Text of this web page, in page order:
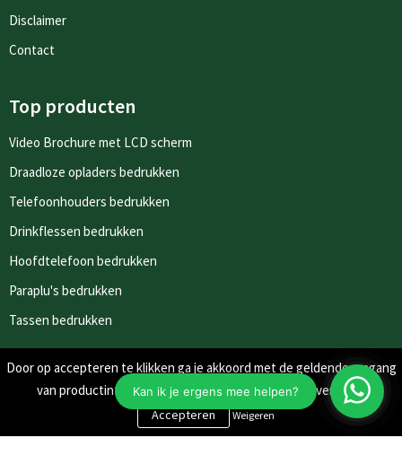
Disclaimer
Contact
Top producten
Video Brochure met LCD scherm
Draadloze opladers bedrukken
Telefoonhouders bedrukken
Drinkflessen bedrukken
Hoofdtelefoon bedrukken
Paraplu's bedrukken
Tassen bedrukken
Nieuwsbrieven
Schrijf je in voor onze nieuwsbrief en mis nooit meer één van
onze leuke aanbiedingen of updates.
Door op accepteren te klikken ga je akkoord met de geldende omgang
van productinformatie zoals op de website wordt vermeld.
Weigeren